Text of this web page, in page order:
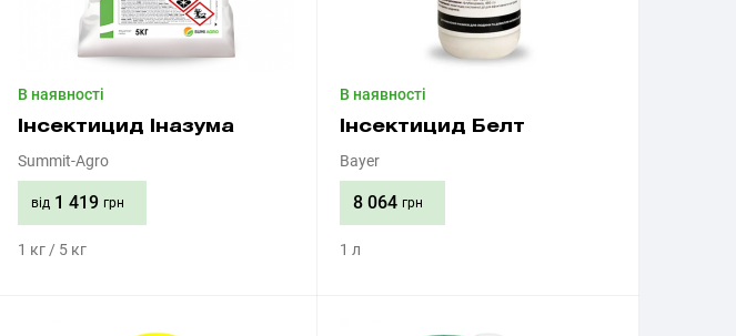
В наявності
Інсектицид Іназума
Summit-Agro
від 1 419 грн
1 кг / 5 кг
В наявності
Інсектицид Белт
Bayer
8 064 грн
1 л